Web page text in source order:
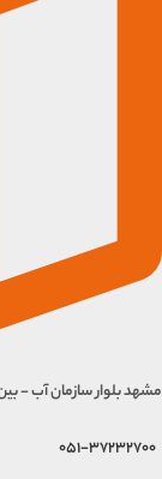
مشهد بلوار سازمان آب - بین صادقی 17 و 19 مجتمع
051-37232700